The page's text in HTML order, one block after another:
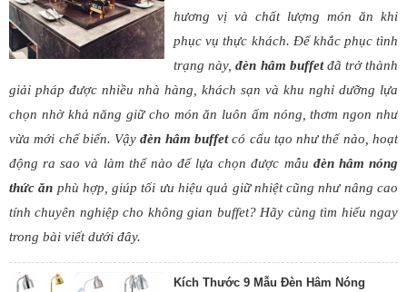
hương vị và chất lượng món ăn khi
phục vụ thực khách. Để khắc phục tình
trạng này, đèn hâm buffet đã trở thành
giải pháp được nhiều nhà hàng, khách sạn và khu nghỉ dưỡng lựa
chọn nhờ khả năng giữ cho món ăn luôn ấm nóng, thơm ngon như
vừa mới chế biến. Vậyđèn hâm buffetcó cấu tạo như thế nào, hoạt
động ra sao và làm thế nào để lựa chọn được mẫu đèn hâm nóng
thức ăn phù hợp, giúp tối ưu hiệu quả giữ nhiệt cũng như nâng cao
tính chuyên nghiệp cho không gian buffet? Hãy cùng tìm hiểu ngay
trong bài viết dưới đây.
Kích Thước 9 Mẫu Đèn Hâm Nóng